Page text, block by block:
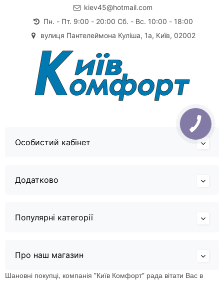
kiev45@hotmail.com
Пн. - Пт. 9:00 - 20:00 Сб. - Вс. 10:00 - 18:00
вулиця Пантелеймона Куліша, 1а, Київ, 02002
Особистий кабінет
Додатково
Популярні категорії
Про наш магазин
Шановні покупці, компанія "Київ Комфорт" рада вітати Вас в